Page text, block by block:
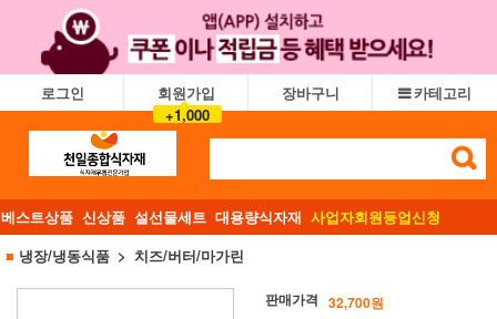
로그인
회원가입
+1,000
장바구니 카테고리
베스트상품 신상품 설선물세트 대용량식자재 사업자회원등업신청
■ 냉장/냉동식품 치즈/버터/마가린
판매가격 32,700원